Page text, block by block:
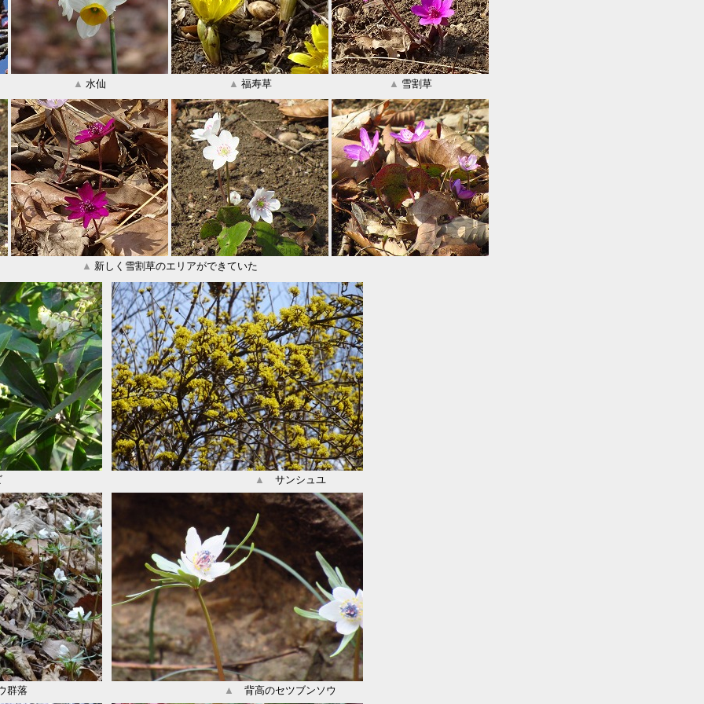
▲ 水仙 ▲ 福寿草 ▲ 雪割草
▲ 新しく雪割草のエリアができていた
▲ サンシュユ
群落 ▲ 背高のセツブンソウ